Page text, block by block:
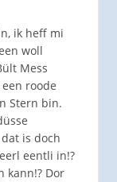
ik heff mi
woll
Mess
roode
Stern bin.
is doch
eentli in!?
kann!? Dor